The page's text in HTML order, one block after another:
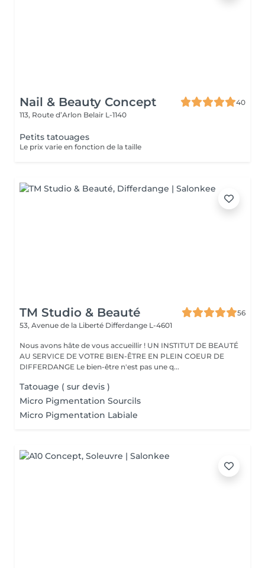
Nail & Beauty Concept
40
113, Route d’Arlon Belair L-1140
Petits tatouages
Le prix varie en fonction de la taille
TM Studio & Beauté
56
53, Avenue de la Liberté Differdange L-4601
Nous avons hâte de vous accueillir ! UN INSTITUT DE BEAUTÉ
AU SERVICE DE VOTRE BIEN-ÊTRE EN PLEIN COEUR DE
DIFFERDANGE Le bien-être n'est pas une q...
Tatouage ( sur devis )
Micro Pigmentation Sourcils
Micro Pigmentation Labiale